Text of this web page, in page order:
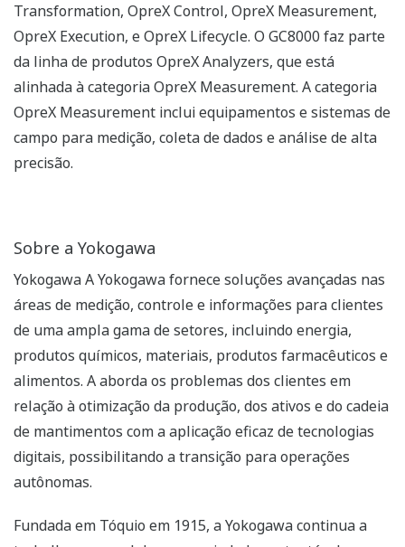
Transformation, OpreX Control, OpreX Measurement,
OpreX Execution, e OpreX Lifecycle. O GC8000 faz parte
da linha de produtos OpreX Analyzers, que está
alinhada à categoria OpreX Measurement. A categoria
OpreX Measurement inclui equipamentos e sistemas de
campo para medição, coleta de dados e análise de alta
precisão.
Sobre a Yokogawa
Yokogawa A Yokogawa fornece soluções avançadas nas
áreas de medição, controle e informações para clientes
de uma ampla gama de setores, incluindo energia,
produtos químicos, materiais, produtos farmacêuticos e
alimentos. A aborda os problemas dos clientes em
relação à otimização da produção, dos ativos e do cadeia
de mantimentos com a aplicação eficaz de tecnologias
digitais, possibilitando a transição para operações
autônomas.
Fundada em Tóquio em 1915, a Yokogawa continua a